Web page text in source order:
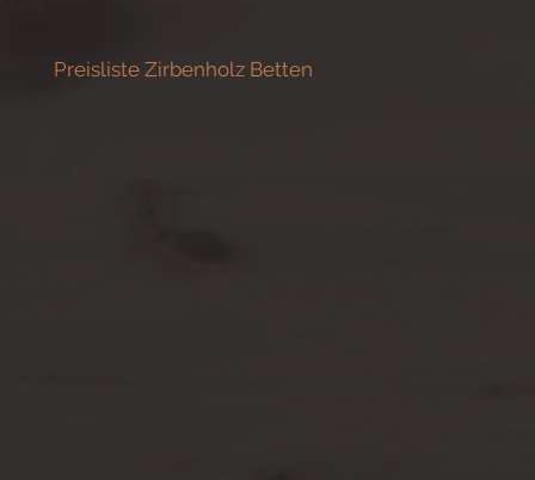
Preisliste Zirbenholz Betten